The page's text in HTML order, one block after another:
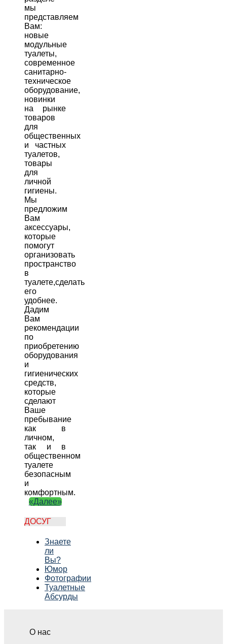
мы
представляем
Вам:
новые
модульные
туалеты,
современное
санитарно-
техническое
оборудование,
новинки
на рынке
товаров
для
общественных
и частных
туалетов,
товары
для
личной
гигиены.
Мы
предложим
Вам
аксессуары,
которые
помогут
организовать
пространство
в
туалете,сделать
его
удобнее.
Дадим
Вам
рекомендации
по
приобретению
оборудования
и
гигиенических
средств,
которые
сделают
Ваше
пребывание
как в
личном,
так и в
общественном
туалете
безопасным
и
комфортным.
«Далее»
ДОСУГ
Знаете
ли
Вы?
Юмор
Фотографии
Туалетные
Абсурды
О нас